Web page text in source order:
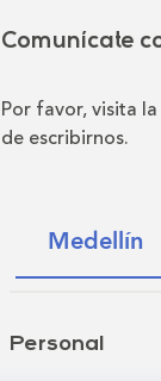
Comunícate
Por favor, visita
de escribirnos.
Medellín
Personal